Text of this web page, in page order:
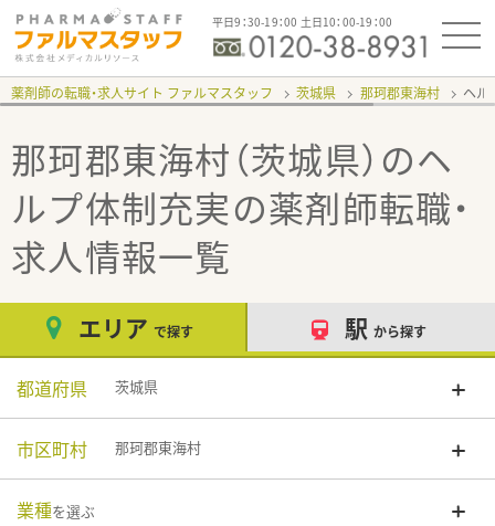
平日9：30-19：00 土日10：00-19：00
薬剤師の転職・求人サイト ファルマスタッフ 茨城県 那珂郡東海村 ヘル
那珂郡東海村（茨城県）のヘ
ルプ体制充実の薬剤師転職・
求人情報一覧
エリア で探す 駅 から探す
都道府県 茨城県
市区町村 那珂郡東海村
業種を選ぶ